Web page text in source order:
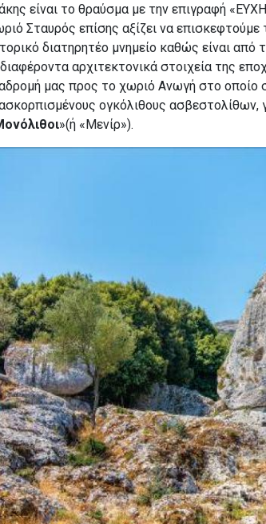
είναι το θραύσμα με την επιγραφή
Σταυρός επίσης αξίζει να επισκεφτούμε
διατηρητέο μνημείο καθώς είναι
αρχιτεκτονικά στοιχεία της
μας προς το χωριό Ανωγή στο οποίο
ογκόλιθους
»(ή «Μενίρ»).